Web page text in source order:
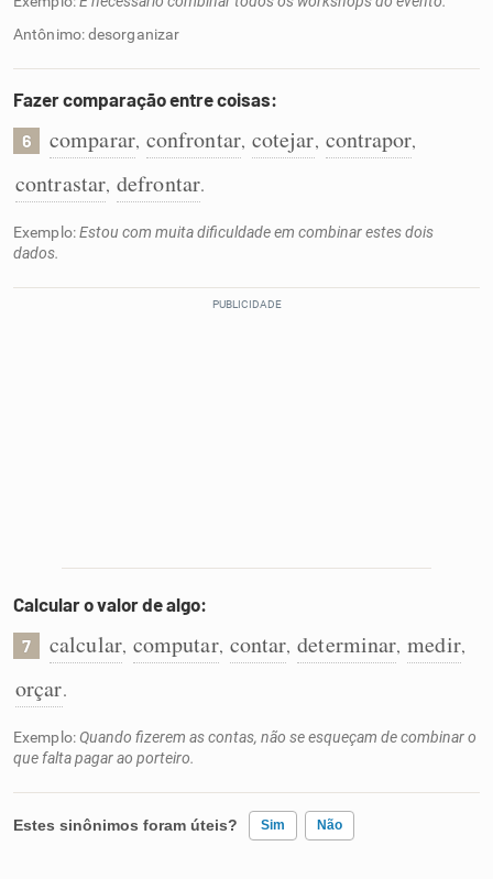
Antônimo: desorganizar
Fazer comparação entre coisas:
6 comparar, confrontar, cotejar, contrapor,
contrastar, defrontar.
Exemplo:Estou com muita dificuldade em combinar estes dois
dados.
Calcular o valor de algo:
7 calcular, computar, contar, determinar, medir,
orçar.
Exemplo:Quando fizerem as contas, não se esqueçam de combinar o
que falta pagar ao porteiro.
Estes sinônimos foram úteis? Sim Não